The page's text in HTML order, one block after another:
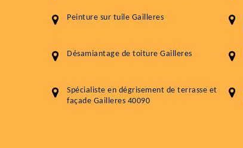
Peinture sur tuile Gailleres
Désamiantage de toiture Gailleres
Spécialiste en dégrisement de terrasse et
façade Gailleres 40090